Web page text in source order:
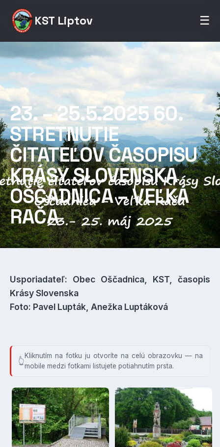
KST Liptov ☰
23. – 25.5.2025 60.
STRETNUTIE
ČITATEĽOV ČASOPISU
KRÁSY SLOVENSKA
OŠČADNICA – VEĽKÁ
RAČA
Usporiadateľ: Obec Oščadnica, KST, časopis
Krásy Slovenska
Foto: Pavel Lupták, Anežka Luptáková
Kliknutím na fotku ju otvoríte na celú obrazovku — na
mobile medzi fotkami listujete potiahnutím prsta.